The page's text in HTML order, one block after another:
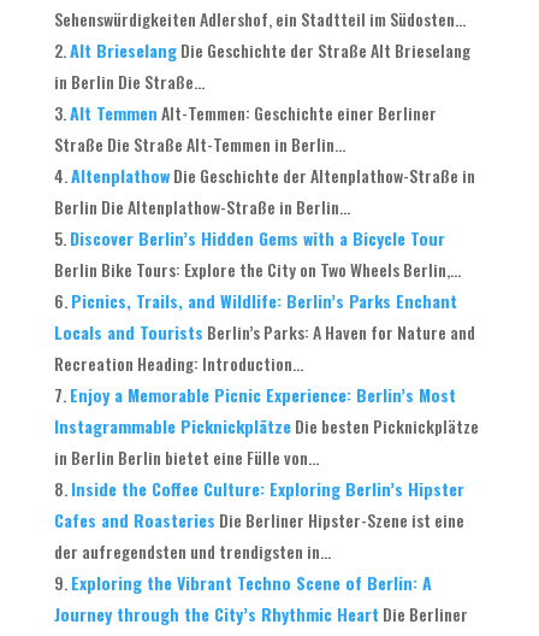
Sehenswürdigkeiten Adlershof, ein Stadtteil im Südosten...
Alt Brieselang Die Geschichte der Straße Alt Brieselang
in Berlin Die Straße...
Alt TemmenAlt-Temmen: Geschichte einer Berliner
Straße Die Straße Alt-Temmen in Berlin...
Altenplathow Die Geschichte der Altenplathow-Straße in
Berlin Die Altenplathow-Straße in Berlin...
Discover Berlin’s Hidden Gems with a Bicycle Tour
Berlin Bike Tours: Explore the City on Two Wheels Berlin,...
Picnics, Trails, and Wildlife: Berlin’s Parks Enchant
Locals and Tourists Berlin’s Parks: A Haven for Nature and
Recreation Heading: Introduction...
Enjoy a Memorable Picnic Experience: Berlin’s Most
Instagrammable Picknickplätze Die besten Picknickplätze
in Berlin Berlin bietet eine Fülle von...
Inside the Coffee Culture: Exploring Berlin’s Hipster
Cafes and Roasteries Die Berliner Hipster-Szene ist eine
der aufregendsten und trendigsten in...
Exploring the Vibrant Techno Scene of Berlin: A
Journey through the City’s Rhythmic Heart Die Berliner